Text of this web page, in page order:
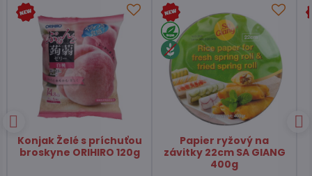
Čaj Matcha Yuzu
TSUBOICHI 5x10g
Čaj zelený pražený
Hojicha latte TSUBOICHI
100g